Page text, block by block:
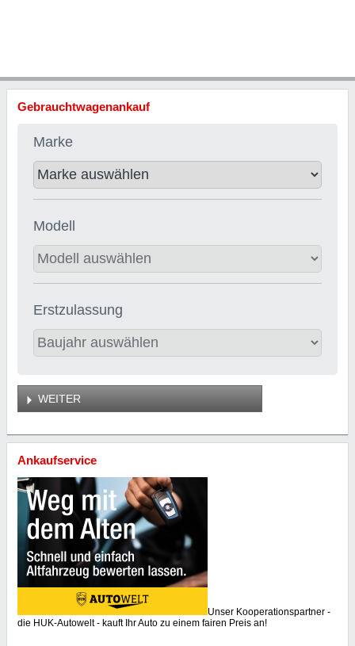
Gebrauchtwagenankauf
Marke
Modell
Erstzulassung
WEITER
Ankaufservice
Unser Kooperationspartner -
die HUK-Autowelt - kauft Ihr Auto zu einem fairen Preis an!